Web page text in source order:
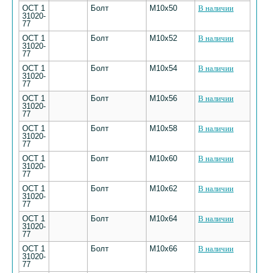
ОСТ 1
31020-
77
Болт M10х50 В наличии
ОСТ 1
31020-
77
Болт M10х52 В наличии
ОСТ 1
31020-
77
Болт M10х54 В наличии
ОСТ 1
31020-
77
Болт M10х56 В наличии
ОСТ 1
31020-
77
Болт M10х58 В наличии
ОСТ 1
31020-
77
Болт M10х60 В наличии
ОСТ 1
31020-
77
Болт M10х62 В наличии
ОСТ 1
31020-
77
Болт M10х64 В наличии
ОСТ 1
31020-
77
Болт M10х66 В наличии